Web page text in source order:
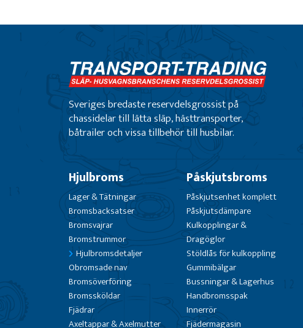
Sveriges bredaste reservdelsgrossist på
chassidelar till lätta släp, hästtransporter,
båtrailer och vissa tillbehör till husbilar.
Hjulbroms
Lager & Tätningar
Bromsbacksatser
Bromsvajrar
Bromstrummor
Hjulbromsdetaljer
Obromsade nav
Bromsöverföring
Bromssköldar
Fjädrar
Axeltappar & Axelmutter
Påskjutsbroms
Påskjutsenhet komplett
Påskjutsdämpare
Kulkopplingar &
Dragöglor
Stöldlås för kulkoppling
Gummibälgar
Bussningar & Lagerhus
Handbromsspak
Innerrör
Fjädermagasin